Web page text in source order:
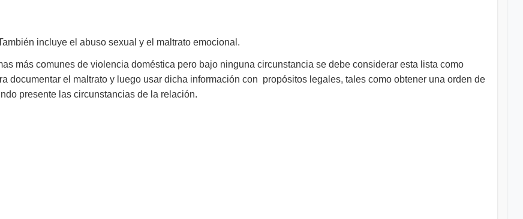
incluye el abuso sexual y el maltrato emocional.
más comunes de violencia doméstica pero bajo ninguna circunstancia se debe considerar esta lista como
documentar el maltrato y luego usar dicha información con propósitos legales, tales como obtener una orden de
presente las circunstancias de la relación.